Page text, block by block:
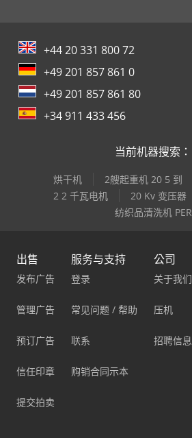
+44 20 331 800 72
+49 201 857 861 0
+49 201 857 861 80
+34 911 433 456
当前机器搜索：
烘干机 2艘起重机 20 5 到
2 2 千瓦电机
20 Kv 变压器
纺织品清洗机 PER
出售
发布广告
管理广告
预订广告
信任印章
提交拍卖
服务与支持
登录
常见问题 / 帮助
联系
购销合同示本
公司
关于我们
压机
招聘信息